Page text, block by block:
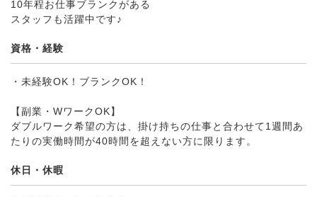
10年程お仕事ブランクがある
スタッフも活躍中です♪
資格・経験
・未経験OK！ブランクOK！
【副業・WワークOK】
ダブルワーク希望の方は、掛け持ちの仕事と合わせて1週間あ
たりの実働時間が40時間を超えない方に限ります。
休日・休暇